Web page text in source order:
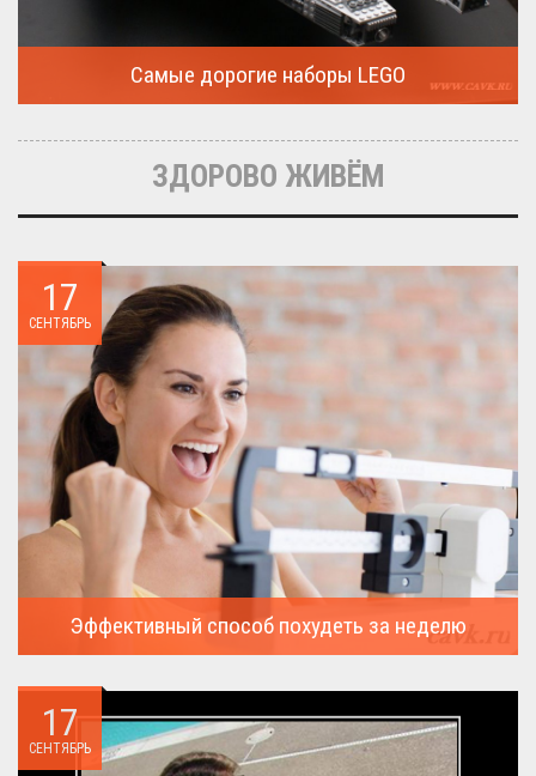
Самые дорогие наборы LEGO
дорогие...
ЗДОРОВО ЖИВЁМ
17
СЕНТЯБРЬ
Эффективный способ похудеть за неделю
всегда...
17
СЕНТЯБРЬ